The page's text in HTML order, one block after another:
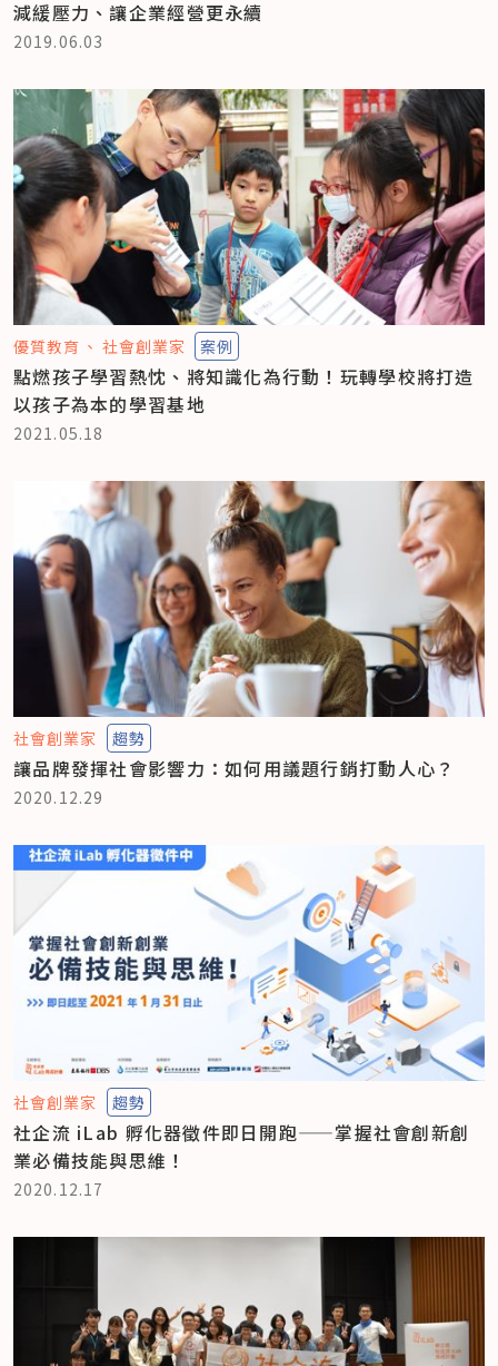
減緩壓力、讓企業經營更永續
2019.06.03
優質教育 社會創業家 案例
點燃孩子學習熱忱、將知識化為行動！玩轉學校將打造
以孩子為本的學習基地
2021.05.18
社會創業家 趨勢
讓品牌發揮社會影響力：如何用議題行銷打動人心？
2020.12.29
社會創業家 趨勢
社企流 iLab 孵化器徵件即日開跑——掌握社會創新創
業必備技能與思維！
2020.12.17